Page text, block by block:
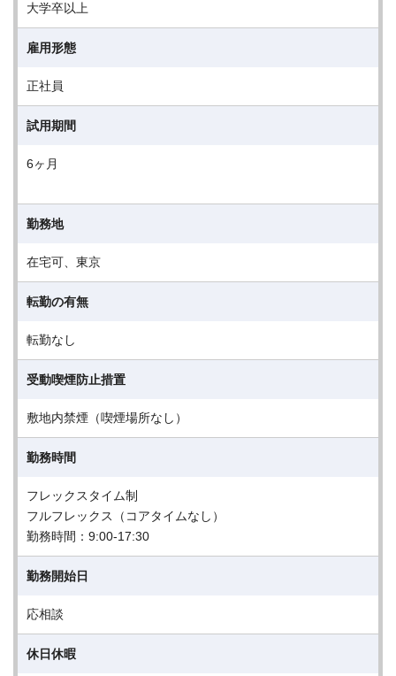
大学卒以上
雇用形態
正社員
試用期間
6ヶ月
勤務地
在宅可、東京
転勤の有無
転勤なし
受動喫煙防止措置
敷地内禁煙（喫煙場所なし）
勤務時間
フレックスタイム制
フルフレックス（コアタイムなし）
勤務時間：9:00-17:30
勤務開始日
応相談
休日休暇